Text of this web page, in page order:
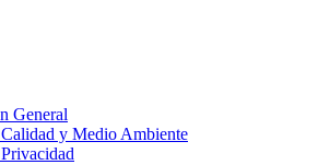
General
y Medio Ambiente